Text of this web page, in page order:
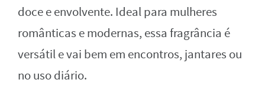
doce e envolvente. Ideal para mulheres
românticas e modernas, essa fragrância é
versátil e vai bem em encontros, jantares ou
no uso diário.